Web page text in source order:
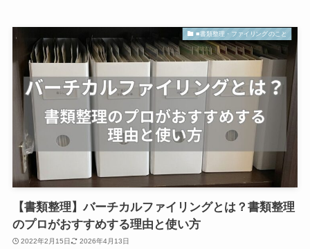
■書類整理・ファイリングのこと
【書類整理】バーチカルファイリングとは？書類整理
のプロがおすすめする理由と使い方
2022年2月15日 2026年4月13日